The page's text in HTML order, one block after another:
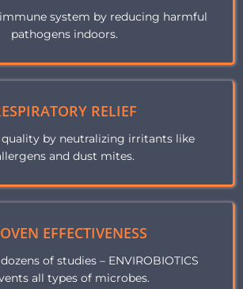
system by reducing harmful
pathogens indoors.
RELIEF
by neutralizing irritants like
and dust mites.
EFFECTIVENESS
of studies – ENVIROBIOTICS
all types of microbes.